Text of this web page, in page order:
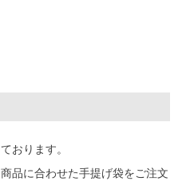
おります。
品に合わせた手提げ袋をご注文